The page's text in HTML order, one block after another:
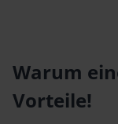
Warum
Vorteile!